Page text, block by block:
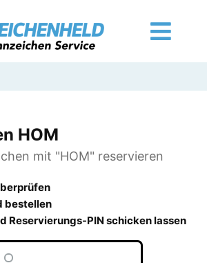
HOM
mit "HOM" reservieren
bestellen
Reservierungs-PIN schicken lassen